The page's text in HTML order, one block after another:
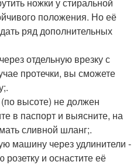
положения. Но её
ряд дополнительных
отдельную врезку с
протечки, вы сможете
высоте) не должен
в паспорт и выясните, на
сливной шланг;.
машину через удлинители -
и оснастите её